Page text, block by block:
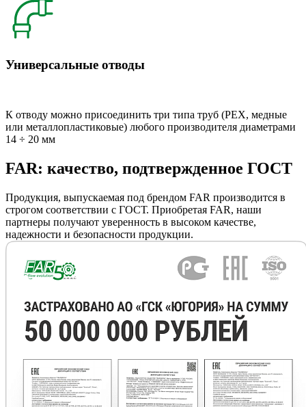
Универсальные отводы
К отводу можно присоединить три типа труб (РЕХ, медные
или металлопластиковые) любого производителя диаметрами
14 ÷ 20 мм
FAR: качество, подтвержденное ГОСТ
Продукция, выпускаемая под брендом FAR производится в
строгом соответствии с ГОСТ. Приобретая FAR, наши
партнеры получают уверенность в высоком качестве,
надежности и безопасности продукции.